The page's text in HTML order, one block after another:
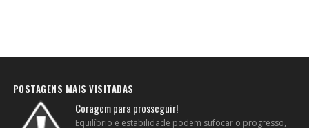
POSTAGENS MAIS VISITADAS
Coragem para prosseguir!
Equilíbrio e estabilidade podem sufocar o progresso,